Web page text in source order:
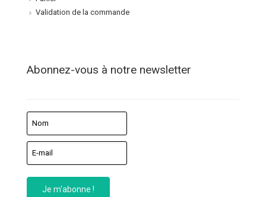
Validation de la commande
Abonnez-vous à notre newsletter